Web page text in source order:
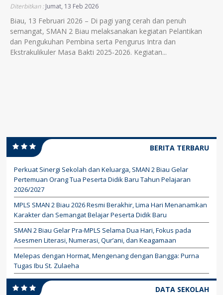
Diterbitkan :Jumat, 13 Feb 2026
Biau, 13 Februari 2026 – Di pagi yang cerah dan penuh
semangat, SMAN 2 Biau melaksanakan kegiatan Pelantikan
dan Pengukuhan Pembina serta Pengurus Intra dan
Ekstrakulikuler Masa Bakti 2025-2026. Kegiatan...
BERITA TERBARU
Perkuat Sinergi Sekolah dan Keluarga, SMAN 2 Biau Gelar
Pertemuan Orang Tua Peserta Didik Baru Tahun Pelajaran
2026/2027
MPLS SMAN 2 Biau 2026 Resmi Berakhir, Lima Hari Menanamkan
Karakter dan Semangat Belajar Peserta Didik Baru
SMAN 2 Biau Gelar Pra-MPLS Selama Dua Hari, Fokus pada
Asesmen Literasi, Numerasi, Qur’ani, dan Keagamaan
Melepas dengan Hormat, Mengenang dengan Bangga: Purna
Tugas Ibu St. Zulaeha
DATA SEKOLAH